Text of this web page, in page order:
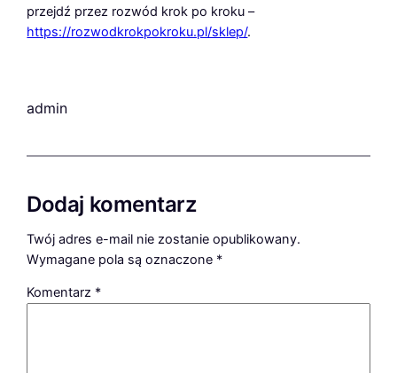
przejdź przez rozwód krok po kroku –
https://rozwodkrokpokroku.pl/sklep/.
admin
Dodaj komentarz
Twój adres e-mail nie zostanie opublikowany.
Wymagane pola są oznaczone *
Komentarz *